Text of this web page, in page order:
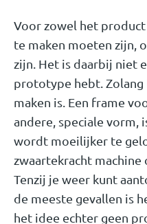
Voor zowel het
te maken moeten zijn,
zijn. Het is daarbij niet
prototype hebt.
maken is. Een frame
andere, speciale vorm,
wordt moeilijker te
zwaartekracht
Tenzij je weer kunt
de meeste gevallen is
het idee echter geen